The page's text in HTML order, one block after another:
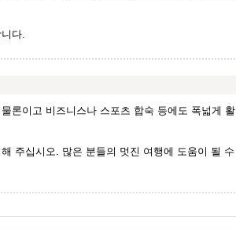
다.
론이고 비즈니스나 스포츠 합숙 등에도 폭넓게 활
주십시오. 많은 분들의 멋진 여행에 도움이 될 수